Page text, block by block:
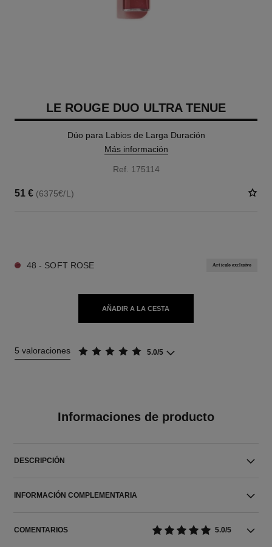
LE ROUGE DUO ULTRA TENUE
Dúo para Labios de Larga Duración
Más información
Ref. 175114
51 € (6375€/L)
48 - SOFT ROSE Artículo exclusivo
AÑADIR A LA CESTA
5 valoraciones 5.0/5
Informaciones de producto
DESCRIPCIÓN
INFORMACIÓN COMPLEMENTARIA
COMENTARIOS 5.0/5